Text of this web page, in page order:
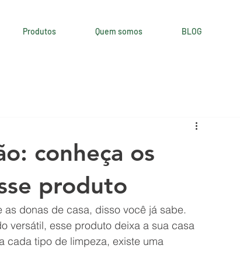
Produtos Quem somos BLOG
conheça os
produto
donas de casa, disso você já sabe.
versátil, esse produto deixa a sua casa
cada tipo de limpeza, existe uma